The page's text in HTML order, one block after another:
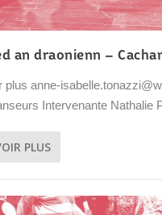
an draonienn –
plus anne-
Intervenante Nathalie
PLUS